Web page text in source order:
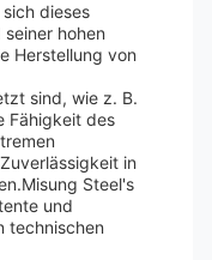
dieses
hohen
Herstellung von
sind, wie z. B.
Fähigkeit des
in
Steel's
und
technischen